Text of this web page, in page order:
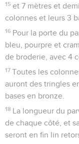
15 et 7 mètres et
colonnes et leurs 3
16 Pour la porte du
bleu, pourpre et
de broderie, avec 4
17 Toutes les
auront des tringles
bases en bronze.
18 La longueur du
de chaque côté, et
seront en fin lin